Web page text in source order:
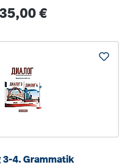
Regulärer Preis:
€
3-4. Grammatik